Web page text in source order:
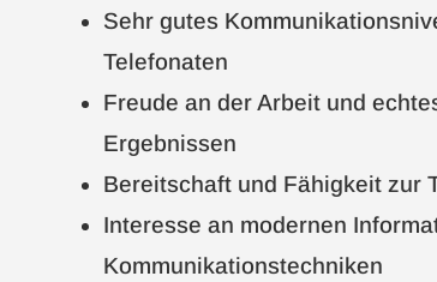
Sehr gutes
Telefonaten
Freude an der Arbeit und
Ergebnissen
Bereitschaft und Fähigkeit zur
Interesse an modernen
Kommunikationstechniken